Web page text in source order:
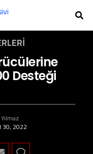
Desteği
30, 2022